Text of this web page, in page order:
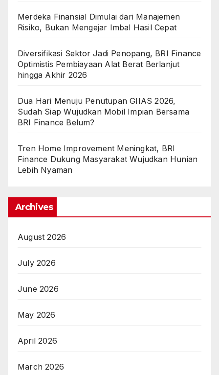
Merdeka Finansial Dimulai dari Manajemen
Risiko, Bukan Mengejar Imbal Hasil Cepat
Diversifikasi Sektor Jadi Penopang, BRI Finance
Optimistis Pembiayaan Alat Berat Berlanjut
hingga Akhir 2026
Dua Hari Menuju Penutupan GIIAS 2026,
Sudah Siap Wujudkan Mobil Impian Bersama
BRI Finance Belum?
Tren Home Improvement Meningkat, BRI
Finance Dukung Masyarakat Wujudkan Hunian
Lebih Nyaman
Archives
August 2026
July 2026
June 2026
May 2026
April 2026
March 2026